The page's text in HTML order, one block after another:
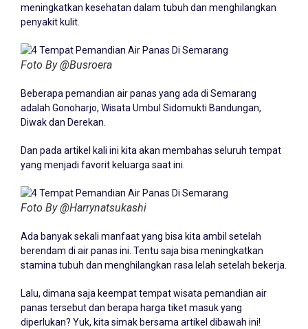
meningkatkan kesehatan dalam tubuh dan menghilangkan
penyakit kulit.
Foto By @Busroera
Beberapa pemandian air panas yang ada di Semarang
adalah Gonoharjo, Wisata Umbul Sidomukti Bandungan,
Diwak dan Derekan.
Dan pada artikel kali ini kita akan membahas seluruh tempat
yang menjadi favorit keluarga saat ini.
Foto By @Harrynatsukashi
Ada banyak sekali manfaat yang bisa kita ambil setelah
berendam di air panas ini. Tentu saja bisa meningkatkan
stamina tubuh dan menghilangkan rasa lelah setelah bekerja.
Lalu, dimana saja keempat tempat wisata pemandian air
panas tersebut dan berapa harga tiket masuk yang
diperlukan? Yuk, kita simak bersama artikel dibawah ini!